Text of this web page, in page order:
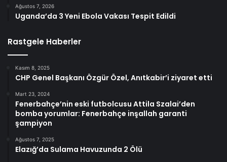
Ağustos 7, 2026
Uganda’da 3 Yeni Ebola Vakası Tespit Edildi
Rastgele Haberler
Kasım 8, 2025
CHP Genel Başkanı Özgür Özel, Anıtkabir’i ziyaret etti
Mart 23, 2024
Fenerbahçe’nin eski futbolcusu Attila Szalai’den
bomba yorumlar: Fenerbahçe inşallah garanti
şampiyon
Ağustos 7, 2025
Elazığ’da Sulama Havuzunda 2 Ölü